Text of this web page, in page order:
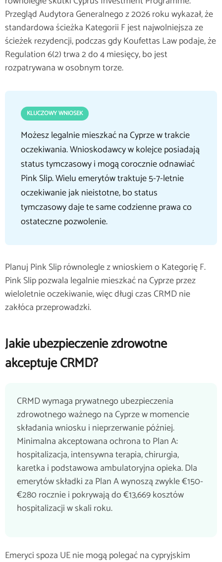
Przegląd Audytora Generalnego z 2026 roku wykazał, że
standardowa ścieżka Kategorii F jest najwolniejsza ze
ścieżek rezydencji, podczas gdy Koufettas Law podaje, że
Regulation 6(2) trwa 2 do 4 miesięcy, bo jest
rozpatrywana w osobnym torze.
KLUCZOWY WNIOSEK
Możesz legalnie mieszkać na Cyprze w trakcie
oczekiwania. Wnioskodawcy w kolejce posiadają
status tymczasowy i mogą corocznie odnawiać
Pink Slip. Wielu emerytów traktuje 5-7-letnie
oczekiwanie jak nieistotne, bo status
tymczasowy daje te same codzienne prawa co
ostateczne pozwolenie.
Planuj Pink Slip równolegle z wnioskiem o Kategorię F.
Pink Slip pozwala legalnie mieszkać na Cyprze przez
wieloletnie oczekiwanie, więc długi czas CRMD nie
zakłóca przeprowadzki.
Jakie ubezpieczenie zdrowotne
akceptuje CRMD?
CRMD wymaga prywatnego ubezpieczenia
zdrowotnego ważnego na Cyprze w momencie
składania wniosku i nieprzerwanie później.
Minimalna akceptowana ochrona to Plan A:
hospitalizacja, intensywna terapia, chirurgia,
karetka i podstawowa ambulatoryjna opieka. Dla
emerytów składki za Plan A wynoszą zwykle €150-
€280 rocznie i pokrywają do €13,669 kosztów
hospitalizacji w skali roku.
Emeryci spoza UE nie mogą polegać na cypryjskim